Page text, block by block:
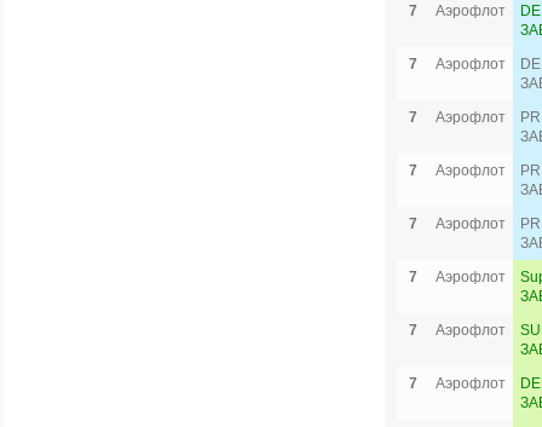
7
Аэрофлот
7
Аэрофлот
7
Аэрофлот
7
Аэрофлот
7
Аэрофлот
7
Аэрофлот
7
Аэрофлот
7
Аэрофлот